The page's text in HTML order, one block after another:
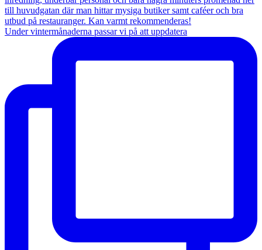
Under vintermånaderna passar vi på att uppdatera